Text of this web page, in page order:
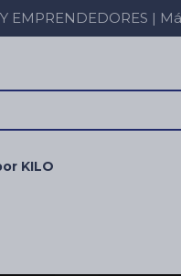
Y EMPRENDEDORES
KILO